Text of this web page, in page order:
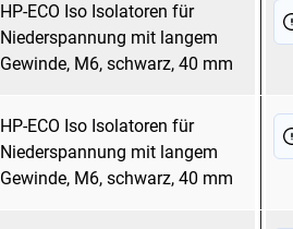
HP-ECO Iso Isolatoren für
Niederspannung mit langem
Gewinde, M6, schwarz, 40 mm
HP-ECO Iso Isolatoren für
Niederspannung mit langem
Gewinde, M6, schwarz, 40 mm